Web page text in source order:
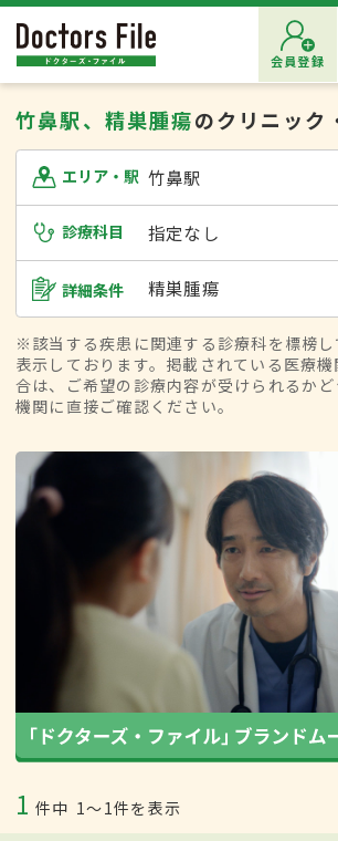
会員登録
竹鼻駅、精巣腫瘍のクリニック
エリア・駅 竹鼻駅
診療科目 指定なし
詳細条件 精巣腫瘍
※該当する疾患に関連する診療科を標榜
表示しております。掲載されている医療
合は、ご希望の診療内容が受けられるか
機関に直接ご確認ください。
1 件中 1〜1件を表示